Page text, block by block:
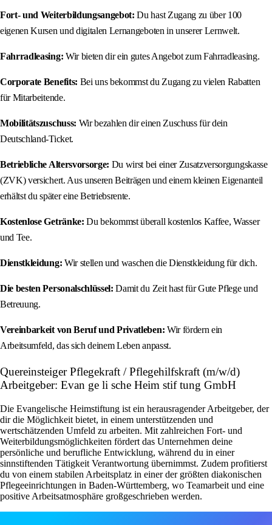
Fort- und Weiterbildungsangebot: Du hast Zugang zu über 100
eigenen Kursen und digitalen Lernangeboten in unserer Lernwelt.
Fahrradleasing: Wir bieten dir ein gutes Angebot zum Fahrradleasing.
Corporate Benefits: Bei uns bekommst du Zugang zu vielen Rabatten
für Mitarbeitende.
Mobilitätszuschuss: Wir bezahlen dir einen Zuschuss für dein
Deutschland-Ticket.
Betriebliche Altersvorsorge: Du wirst bei einer Zusatzversorgungskasse
(ZVK) versichert. Aus unseren Beiträgen und einem kleinen Eigenanteil
erhältst du später eine Betriebsrente.
Kostenlose Getränke: Du bekommst überall kostenlos Kaffee, Wasser
und Tee.
Dienstkleidung: Wir stellen und waschen die Dienstkleidung für dich.
Die besten Personalschlüssel: Damit du Zeit hast für Gute Pflege und
Betreuung.
Vereinbarkeit von Beruf und Privatleben: Wir fördern ein
Arbeitsumfeld, das sich deinem Leben anpasst.
Quereinsteiger Pflegekraft / Pflegehilfskraft (m/w/d)
Arbeitgeber: Evan ge li sche Heim stif tung GmbH
Die Evangelische Heimstiftung ist ein herausragender Arbeitgeber, der
dir die Möglichkeit bietet, in einem unterstützenden und
wertschätzenden Umfeld zu arbeiten. Mit zahlreichen Fort- und
Weiterbildungsmöglichkeiten fördert das Unternehmen deine
persönliche und berufliche Entwicklung, während du in einer
sinnstiftenden Tätigkeit Verantwortung übernimmst. Zudem profitierst
du von einem stabilen Arbeitsplatz in einer der größten diakonischen
Pflegeeinrichtungen in Baden-Württemberg, wo Teamarbeit und eine
positive Arbeitsatmosphäre großgeschrieben werden.